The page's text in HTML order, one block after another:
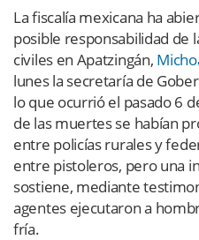
La fiscalía mexicana ha
posible responsabilidad de
civiles en Apatzingán,
lunes la secretaría de
lo que ocurrió el pasado 6
de las muertes se habían
entre policías rurales y
entre pistoleros, pero una
sostiene, mediante
agentes ejecutaron a
fría.